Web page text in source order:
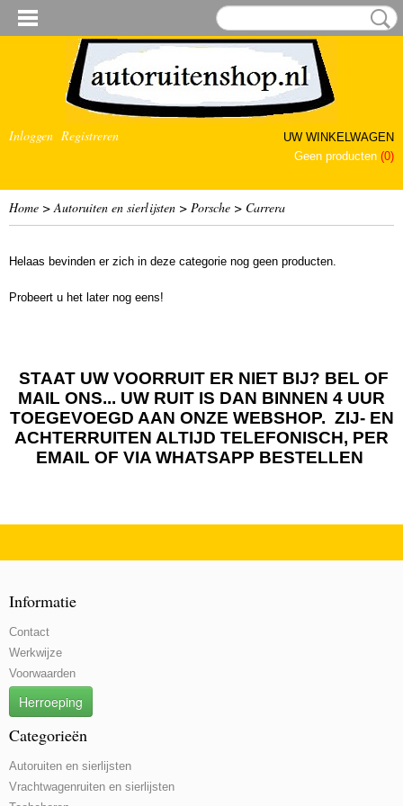
Inloggen Registreren
UW WINKELWAGEN
Geen producten (0)
Home >Autoruiten en sierlijsten > Porsche > Carrera
Helaas bevinden er zich in deze categorie nog geen producten.
Probeert u het later nog eens!
STAAT UW VOORRUIT ER NIET BIJ? BEL OF
MAIL ONS... UW RUIT IS DAN BINNEN 4 UUR
TOEGEVOEGD AAN ONZE WEBSHOP. ZIJ- EN
ACHTERRUITEN ALTIJD TELEFONISCH, PER
EMAIL OF VIA WHATSAPP BESTELLEN
Informatie
Contact
Werkwijze
Voorwaarden
Herroeping
Categorieën
Autoruiten en sierlijsten
Vrachtwagenruiten en sierlijsten